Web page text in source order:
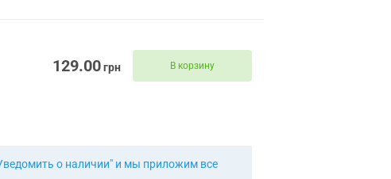
129.00грн В корзину
о наличии" и мы приложим все